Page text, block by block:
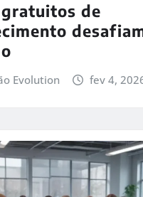
gratuitos de
Evolution fev 4,